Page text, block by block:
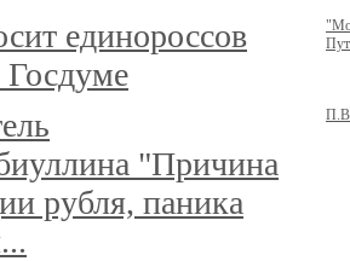
единороссов
"Причина
рубля, паника